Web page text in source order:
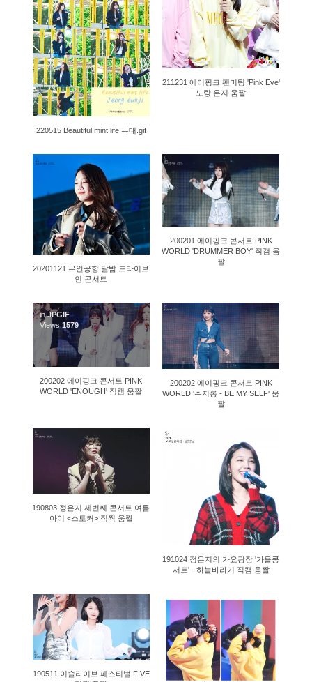
220515 Beautiful mint life 무대.gif
211231 에이핑크 팬미팅 'Pink Eve'
노랑 은지 움짤
1636
20201121 무안공항 달밤 드라이브
인 콘서트
2459
200201 에이핑크 콘서트 PINK
WORLD 'DRUMMER BOY' 직캠 움
짤
inJPGIF
Views1579
200202 에이핑크 콘서트 PINK
WORLD 'ENOUGH' 직캠 움짤
3569
200202 에이핑크 콘서트 PINK
WORLD '주지롱 - BE MY SELF' 움
짤
190803 정은지 세번째 콘서트 여름
아이 <스토커> 직찍 움짤
191024 정은지의 가요광장 '가을콩
서트' - 하늘바라기 직캠 움짤
1520
190511 이슬라이브 페스티벌 FIVE
2322